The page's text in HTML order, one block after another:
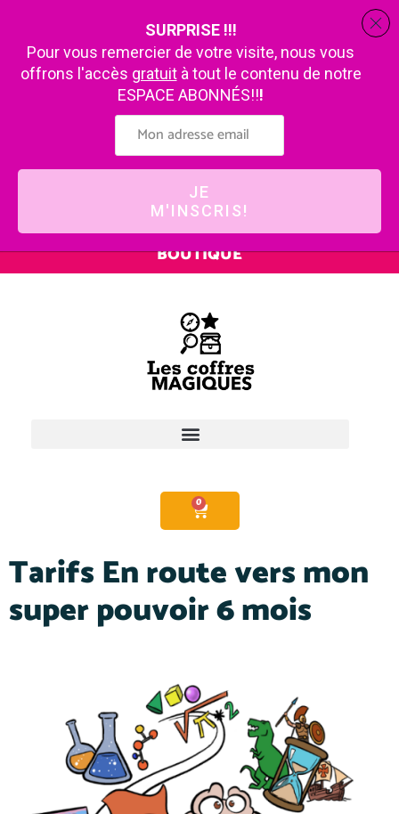
BOUTIQUE
0
Tarifs En route vers mon
super pouvoir 6 mois
SURPRISE !!!
Pour vous remercier de votre visite, nous vous
offrons l'accès gratuità tout le contenu de notre
ESPACE ABONNÉS!!!
JE
M'INSCRIS!